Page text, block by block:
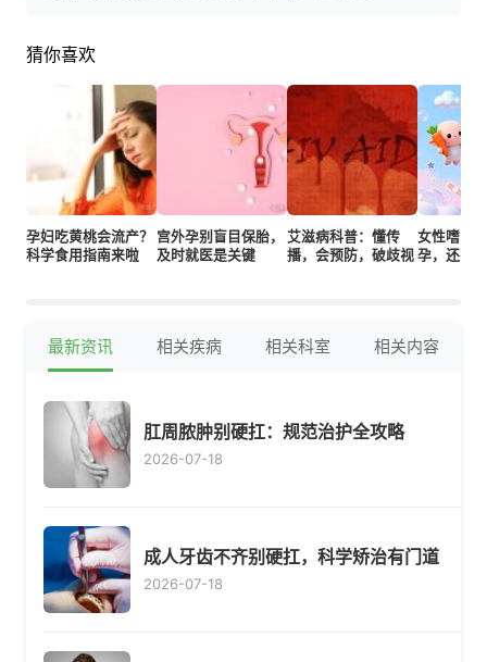
猜你喜欢
孕妇吃黄桃会流产？
科学食用指南来啦
宫外孕别盲目保胎，
及时就医是关键
艾滋病科普：懂传
播，会预防，破歧视
女性嗜睡
孕，还有
最新资讯 相关疾病 相关科室 相关内容
肛周脓肿别硬扛：规范治护全攻略
2026-07-18
成人牙齿不齐别硬扛，科学矫治有门道
2026-07-18